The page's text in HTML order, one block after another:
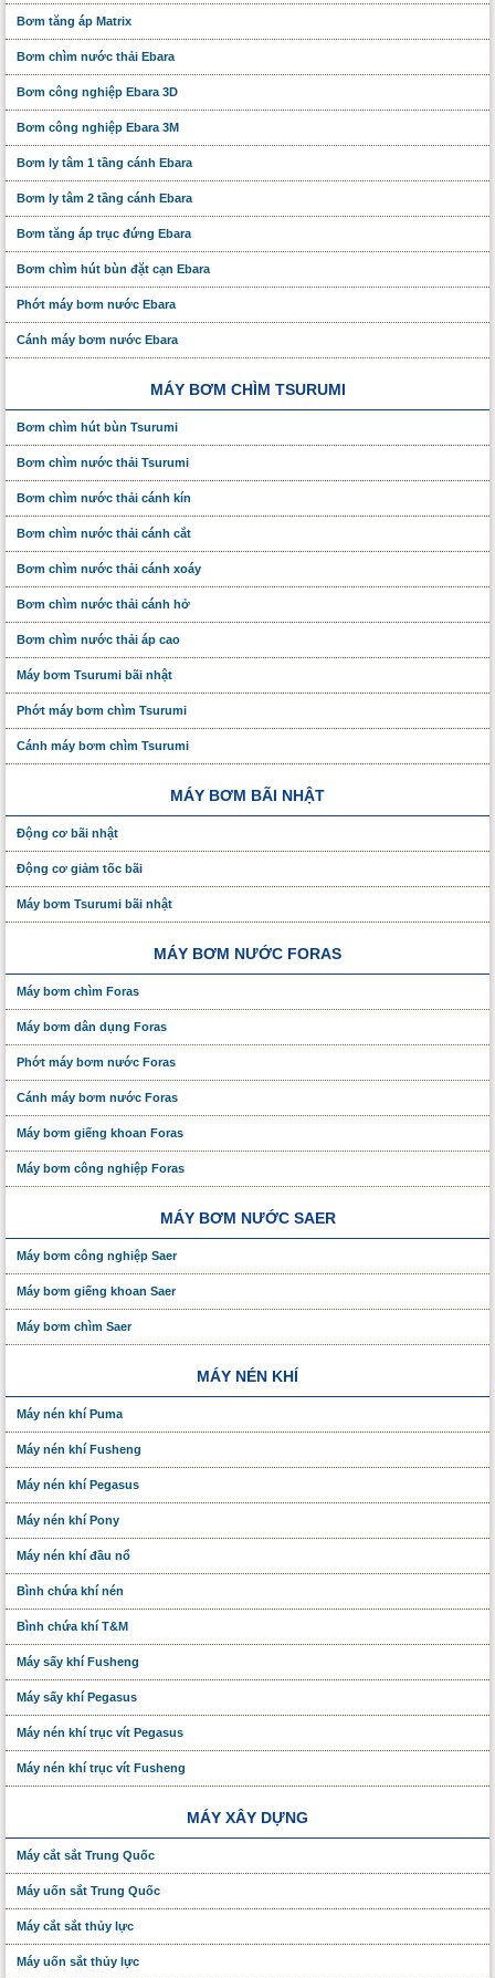
Bơm tăng áp Matrix
Bơm chìm nước thải Ebara
Bơm công nghiệp Ebara 3D
Bơm công nghiệp Ebara 3M
Bơm ly tâm 1 tầng cánh Ebara
Bơm ly tâm 2 tầng cánh Ebara
Bơm tăng áp trục đứng Ebara
Bơm chìm hút bùn đặt cạn Ebara
Phớt máy bơm nước Ebara
Cánh máy bơm nước Ebara
MÁY BƠM CHÌM TSURUMI
Bơm chìm hút bùn Tsurumi
Bơm chìm nước thải Tsurumi
Bơm chìm nước thải cánh kín
Bơm chìm nước thải cánh cắt
Bơm chìm nước thải cánh xoáy
Bơm chìm nước thải cánh hở
Bơm chìm nước thải áp cao
Máy bơm Tsurumi bãi nhật
Phớt máy bơm chìm Tsurumi
Cánh máy bơm chìm Tsurumi
MÁY BƠM BÃI NHẬT
Động cơ bãi nhật
Động cơ giảm tốc bãi
Máy bơm Tsurumi bãi nhật
MÁY BƠM NƯỚC FORAS
Máy bơm chìm Foras
Máy bơm dân dụng Foras
Phớt máy bơm nước Foras
Cánh máy bơm nước Foras
Máy bơm giếng khoan Foras
Máy bơm công nghiệp Foras
MÁY BƠM NƯỚC SAER
Máy bơm công nghiệp Saer
Máy bơm giếng khoan Saer
Máy bơm chìm Saer
MÁY NÉN KHÍ
Máy nén khí Puma
Máy nén khí Fusheng
Máy nén khí Pegasus
Máy nén khí Pony
Máy nén khí đầu nổ
Bình chứa khí nén
Bình chứa khí T&M
Máy sấy khí Fusheng
Máy sấy khí Pegasus
Máy nén khí trục vít Pegasus
Máy nén khí trục vít Fusheng
MÁY XÂY DỰNG
Máy cắt sắt Trung Quốc
Máy uốn sắt Trung Quốc
Máy cắt sắt thủy lực
Máy uốn sắt thủy lực